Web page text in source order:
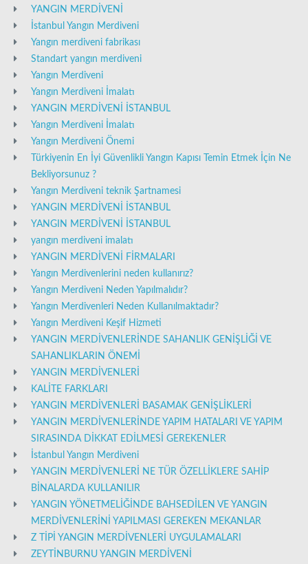
YANGIN MERDİVENİ
İstanbul Yangın Merdiveni
Yangın merdiveni fabrikası
Standart yangın merdiveni
Yangın Merdiveni
Yangın Merdiveni İmalatı
YANGIN MERDİVENİ İSTANBUL
Yangın Merdiveni İmalatı
Yangın Merdiveni Önemi
Türkiyenin En İyi Güvenlikli Yangın Kapısı Temin Etmek İçin Ne
Bekliyorsunuz ?
Yangın Merdiveni teknik Şartnamesi
YANGIN MERDİVENİ İSTANBUL
YANGIN MERDİVENİ İSTANBUL
yangın merdiveni imalatı
YANGIN MERDİVENİ FİRMALARI
Yangın Merdivenlerini neden kullanırız?
Yangın Merdiveni Neden Yapılmalıdır?
Yangın Merdivenleri Neden Kullanılmaktadır?
Yangın Merdiveni Keşif Hizmeti
YANGIN MERDİVENLERİNDE SAHANLIK GENİŞLİĞİ VE
SAHANLIKLARIN ÖNEMİ
YANGIN MERDİVENLERİ
KALİTE FARKLARI
YANGIN MERDİVENLERİ BASAMAK GENİŞLİKLERİ
YANGIN MERDİVENLERİNDE YAPIM HATALARI VE YAPIM
SIRASINDA DİKKAT EDİLMESİ GEREKENLER
İstanbul Yangın Merdiveni
YANGIN MERDİVENLERİ NE TÜR ÖZELLİKLERE SAHİP
BİNALARDA KULLANILIR
YANGIN YÖNETMELİĞİNDE BAHSEDİLEN VE YANGIN
MERDİVENLERİNİ YAPILMASI GEREKEN MEKANLAR
Z TİPİ YANGIN MERDİVENLERİ UYGULAMALARI
ZEYTİNBURNU YANGIN MERDİVENİ